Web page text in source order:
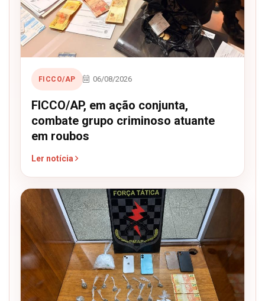
FICCO/AP 06/08/2026
FICCO/AP, em ação conjunta,
combate grupo criminoso atuante
em roubos
Ler notícia